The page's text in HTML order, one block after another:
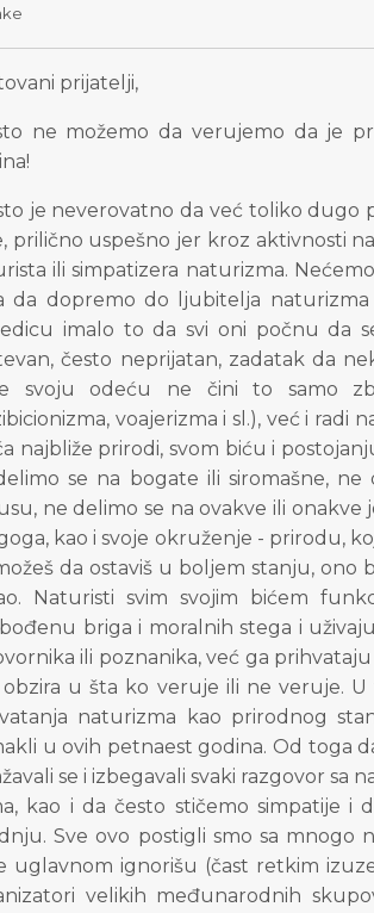
prijatelji,
ne možemo da verujemo da je
je neverovatno da već toliko dugo
prilično uspešno jer kroz aktivnosti
ili simpatizera naturizma.
da dopremo do ljubitelja
imalo to da svi oni počnu da
često neprijatan, zadatak da
svoju odeću ne čini to samo
voajerizma i sl.), već i
najbliže prirodi, svom biću i
se na bogate ili siromašne,
ne delimo se na ovakve ili
kao i svoje okruženje - prirodu,
da ostaviš u boljem stanju, ono
Naturisti svim svojim bićem
briga i moralnih stega i
ili poznanika, već ga
u šta ko veruje ili ne veruje.
naturizma kao prirodnog
u ovih petnaest godina. Od toga
se i izbegavali svaki razgovor sa
kao i da često stičemo simpatije
Sve ovo postigli smo sa mnogo
uglavnom ignorišu (čast retkim
velikih međunarodnih